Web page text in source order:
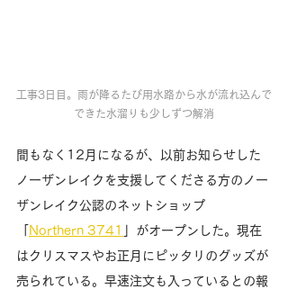
工事3日目。雨が降るたび用水路から水が流れ込んで
できた水溜りも少しずつ解消
間もなく12月になるが、以前お知らせした
ノーザンレイクを支援してくださる方のノー
ザンレイク公認のネットショップ
Northern 3741
」がオープンした。現在
はクリスマスやお正月にピッタリのグッズが
売られている。早速注文も入っているとの報